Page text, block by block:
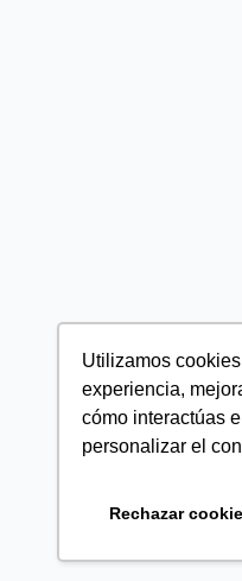
Utilizamos
experiencia,
cómo interactúas
personalizar el
Rechazar